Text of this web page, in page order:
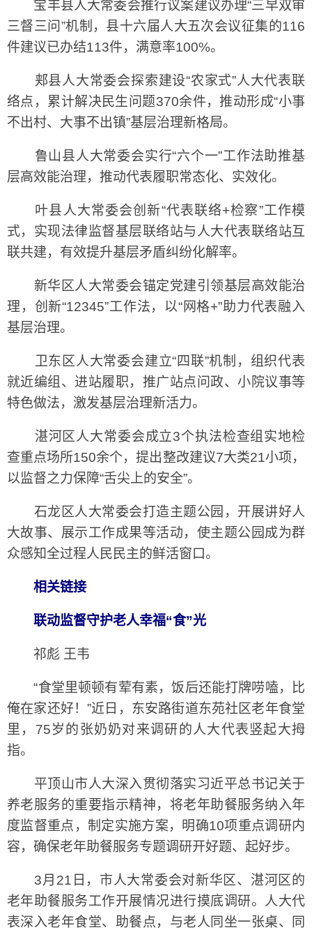
宝丰县人大常委会推行议案建议办理“三早双审
三督三问”机制，县十六届人大五次会议征集的116
件建议已办结113件，满意率100%。
郏县人大常委会探索建设“农家式”人大代表联
络点，累计解决民生问题370余件，推动形成“小事
不出村、大事不出镇”基层治理新格局。
鲁山县人大常委会实行“六个一”工作法助推基
层高效能治理，推动代表履职常态化、实效化。
叶县人大常委会创新“代表联络+检察”工作模
式，实现法律监督基层联络站与人大代表联络站互
联共建，有效提升基层矛盾纠纷化解率。
新华区人大常委会锚定党建引领基层高效能治
理，创新“12345”工作法，以“网格+”助力代表融入
基层治理。
卫东区人大常委会建立“四联”机制，组织代表
就近编组、进站履职，推广站点问政、小院议事等
特色做法，激发基层治理新活力。
湛河区人大常委会成立3个执法检查组实地检
查重点场所150余个，提出整改建议7大类21小项，
以监督之力保障“舌尖上的安全”。
石龙区人大常委会打造主题公园，开展讲好人
大故事、展示工作成果等活动，使主题公园成为群
众感知全过程人民民主的鲜活窗口。
相关链接
联动监督守护老人幸福“食”光
祁彪 王韦
“食堂里顿顿有荤有素，饭后还能打牌唠嗑，比
俺在家还好！”近日，东安路街道东苑社区老年食堂
里，75岁的张奶奶对来调研的人大代表竖起大拇
指。
平顶山市人大深入贯彻落实习近平总书记关于
养老服务的重要指示精神，将老年助餐服务纳入年
度监督重点，制定实施方案，明确10项重点调研内
容，确保老年助餐服务专题调研开好题、起好步。
3月21日，市人大常委会对新华区、湛河区的
老年助餐服务工作开展情况进行摸底调研。人大代
表深入老年食堂、助餐点，与老人同坐一张桌、同